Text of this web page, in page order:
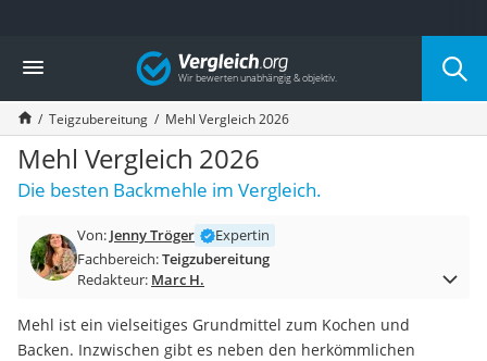
Die beliebtesten Vergleiche nach Kategorie
Lebensmittel
Schwarzkümmelöl
Knäckebrot
Schwarzkümmelöl-Kapseln
Manukahonig
Eiklar
Balsamico-Essig
Schwarzkümmelöl bio
Honig
Gemüsebrühe
Vergleich
Teigzubereitung Mehl Vergleich 2026
Mehl Vergleich 2026
Die besten Backmehle im Vergleich.
Von: Jenny Tröger
Expertin
Fachbereich:Teigzubereitung
Redakteur: Marc H.
Mehl ist ein vielseitiges Grundmittel zum Kochen und
Backen. Inzwischen gibt es neben den herkömmlichen